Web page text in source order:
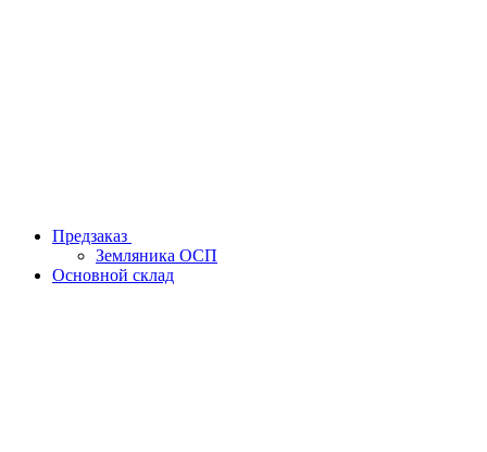
Предзаказ
Земляника ОСП
Основной склад